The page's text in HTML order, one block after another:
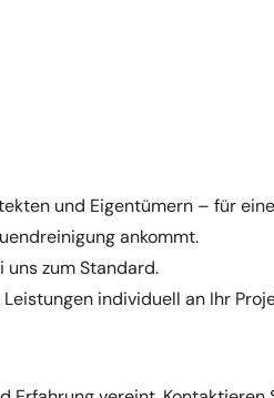
und Eigentümern – für
ankommt.
zum Standard.
individuell an Ihr